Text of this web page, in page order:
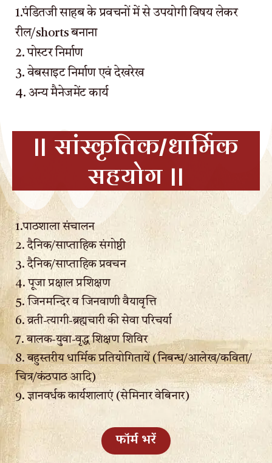
1.पंडितजी साहब के प्रवचनों में से उपयोगी विषय लेकर
रील/shorts बनाना
2. पोस्टर निर्माण
3. वेबसाइट निर्माण एवं देखरेख
4. अन्य मैनेजमेंट कार्य
|| सांस्कृतिक/धार्मिक
सहयोग ||
1.पाठशाला संचालन
2. दैनिक/साप्ताहिक संगोष्ठी
3. दैनिक/साप्ताहिक प्रवचन
4. पूजा प्रक्षाल प्रशिक्षण
5. जिनमन्दिर व जिनवाणी वैयावृत्ति
6. व्रती-त्यागी-ब्रह्मचारी की सेवा परिचर्या
7. बालक-युवा-वृद्ध शिक्षण शिविर
8. बहुस्तरीय धार्मिक प्रतियोगितायें (निबन्ध/आलेख/कविता/
चित्र/कंठपाठ आदि)
9. ज्ञानवर्धक कार्यशालाएं (सेमिनार वेबिनार)
फॉर्म भरें